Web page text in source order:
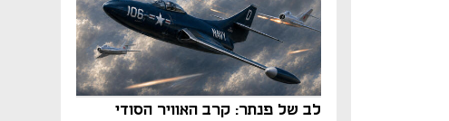
לב של פנתר: קרב האוויר הסודי